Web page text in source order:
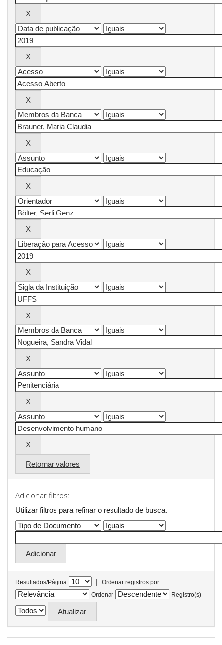
Retornar valores
Adicionar filtros:
Utilizar filtros para refinar o resultado de busca.
Resultados/Página |
Ordenar registros por
Ordenar
Registro(s)